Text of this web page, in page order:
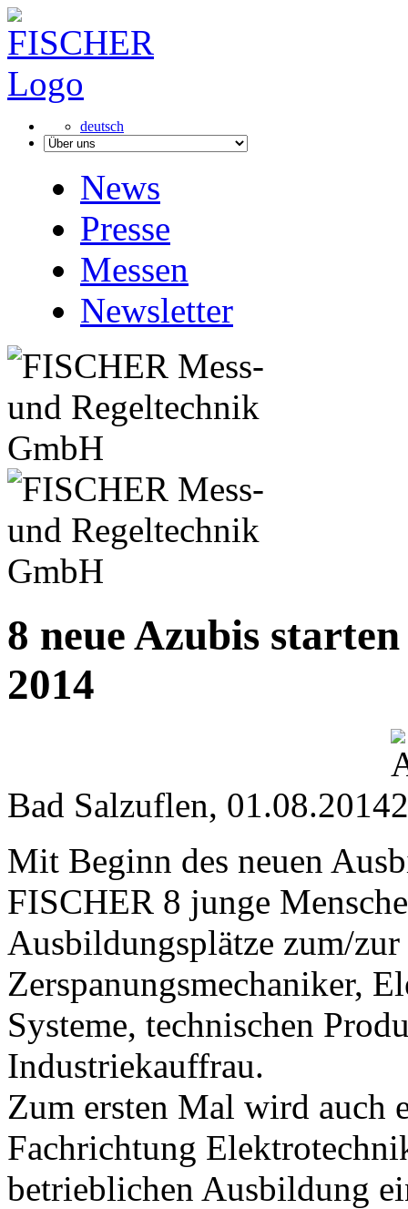
deutsch
News
Presse
Messen
Newsletter
8 neue Azubis
2014
Bad Salzuflen, 01.08.2014
Mit Beginn des neuen
FISCHER 8 junge
Ausbildungsplätze zum/
Zerspanungsmechaniker,
Systeme, technischen
Industriekauffrau.
Zum ersten Mal wird auch
Fachrichtung
betrieblichen Ausbildung